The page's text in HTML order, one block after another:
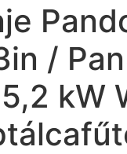
/
kW